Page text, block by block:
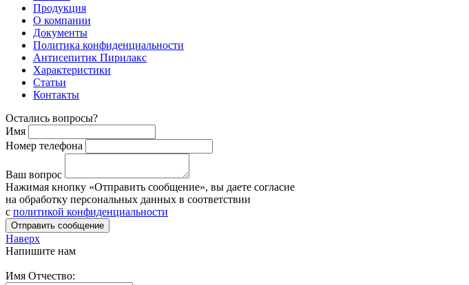
Продукция
О компании
Документы
Политика конфиденциальности
Антисепитик Пирилакс
Характеристики
Статьи
Контакты
Остались вопросы?
Имя
Номер телефона
Ваш вопрос
Нажимая кнопку «Отправить сообщение», вы даете согласие
на обработку персональных данных в соответствии
c политикой конфиденциальности
Отправить сообщение
Наверх
Напишите нам
Имя Отчество: